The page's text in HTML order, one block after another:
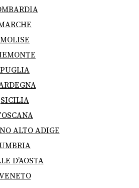
MOLISE
PUGLIA
SICILIA
ALTO ADIGE
D’AOSTA